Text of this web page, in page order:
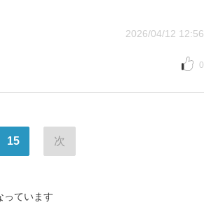
2026/04/12 12:56
0
15 次
っています